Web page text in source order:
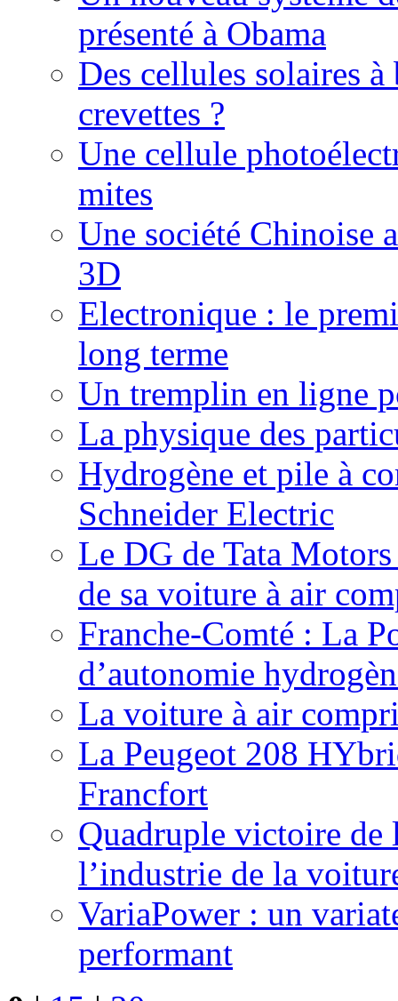
présenté à Obama
Des cellules solaires
crevettes ?
Une cellule
mites
Une société Chinoise
3D
Electronique : le
long terme
Un tremplin en ligne
La physique des
Hydrogène et pile à
Schneider Electric
Le DG de Tata Motors
de sa voiture à air
Franche-Comté : La
d’autonomie
La voiture à air
La Peugeot 208
Francfort
Quadruple victoire de
l’industrie de la
VariaPower : un
performant